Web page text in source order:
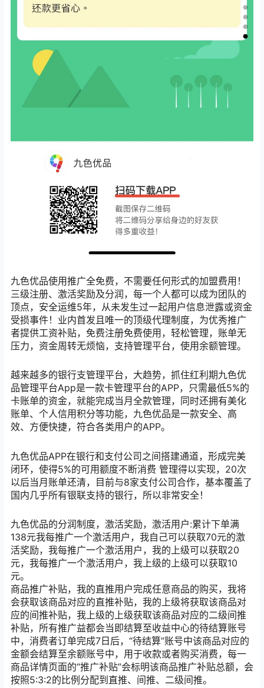
九色优品使用推广全免费，不需要任何形式的加盟费用！
三级注册、激活奖励及分润，每一个人都可以成为团队的
顶点，安全运维5年，从未发生过一起用户信息泄露或资金
受损事件！业内首发且唯一的顶级代理制度，为优秀推广
者提供工资补贴，免费注册免费使用，轻松管理，账单无
压力，资金周转无烦恼，支持管理平台，使用余额管理。
越来越多的银行支管理平台，大趋势，抓住红利期九色优
品管理平台App是一款卡管理平台的APP，只需最低5%的
卡账单的资金，就能完成当月全款管理，同时还拥有美化
账单、个人信用积分等功能，九色优品是一款安全、高
效、方便快捷，符合各类用户的APP。
九色优品APP在银行和支付公司之间搭建通道，形成完美
闭环，使得5%的可用额度不断消费 管理得以实现，20次
以后当月账单还清，目前与8家支付公司合作，基本覆盖了
国内几乎所有银联支持的银行，所以非常安全！
九色优品的分润制度，激活奖励，激活用户:累计下单满
138元我每推广一个激活用户，我自己可以获取70元的激
活奖励，我每推广一个激活用户，我的上级可以获取20
元，我每推广一个激活用户，我上级的上级可以获取10
元。
商品推广补贴，我的直推用户完成任意商品的购买，我将
会获取该商品对应的直推补贴，我的上级将获取该商品对
应的间推补贴，我上级的上级获取该商品对应的二级间推
补贴，所有推广益都会当即结算至收益中心的待结算账号
中，消费者订单完成7日后，“待结算”账号中该商品对应的
金额会结算至余额账号中，用于收款或者购买消费，每一
商品详情页面的“推广补贴”会标明该商品推广补贴总额，会
按照5:3:2的比例分配到直推、间推、二级间推。